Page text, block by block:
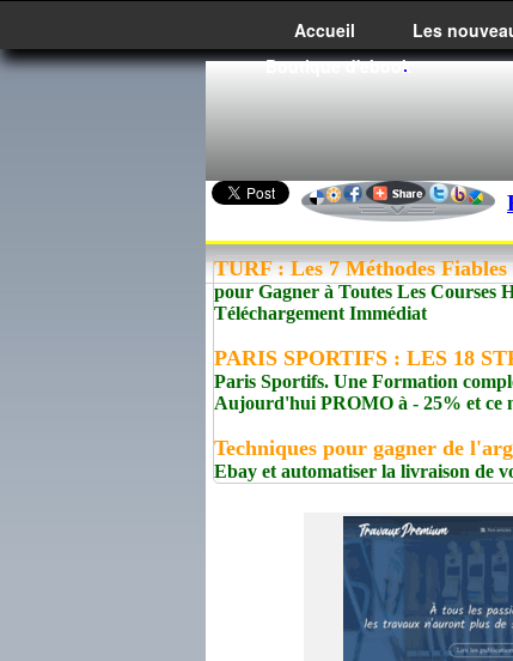
Accueil Les
Boutique d'ebook
TURF : Les 7 Méthodes Fiables
pour Gagner à Toutes Les
Téléchargement Immédiat
PARIS SPORTIFS : LES 18
Paris Sportifs. Une Formation
Aujourd'hui PROMO à - 25% et ce
Techniques pour gagner de
Ebay et automatiser la livraison de